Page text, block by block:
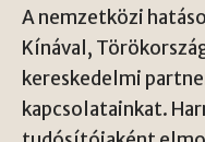
A nemzetközi
Kínával,
kereskedelmi
kapcsolatainkat.